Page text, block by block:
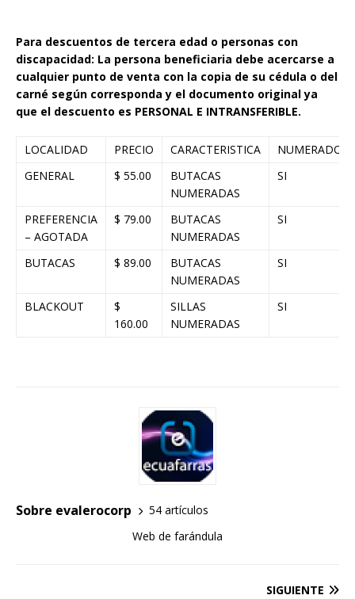
Para descuentos de tercera edad o personas con
discapacidad: La persona beneficiaria debe acercarse a
cualquier punto de venta con la copia de su cédula o del
carné según corresponda y el documento original ya
que el descuento es PERSONAL E INTRANSFERIBLE.
LOCALIDAD PRECIO CARACTERISTICA
NUMERADO
GENERAL
$ 55.00
BUTACAS
NUMERADAS
SI
PREFERENCIA
– AGOTADA
$ 79.00
BUTACAS
NUMERADAS
SI
BUTACAS $ 89.00
BUTACAS
NUMERADAS
SI
BLACKOUT
$
160.00
SILLAS
NUMERADAS
SI
Sobre evalerocorp
54 artículos
Web de farándula
SIGUIENTE